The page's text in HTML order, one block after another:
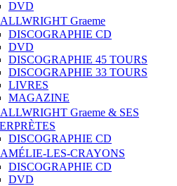
DVD
ALLWRIGHT Graeme
DISCOGRAPHIE CD
DVD
DISCOGRAPHIE 45 TOURS
DISCOGRAPHIE 33 TOURS
LIVRES
MAGAZINE
ALLWRIGHT Graeme & SES
DISCOGRAPHIE CD
AMÉLIE-LES-CRAYONS
DISCOGRAPHIE CD
DVD